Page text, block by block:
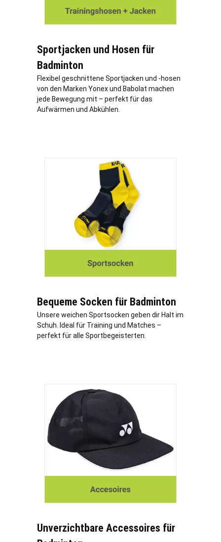
Sportjacken und Hosen für
Badminton
Flexibel geschnittene Sportjacken und -hosen
von den Marken Yonex und Babolat machen
jede Bewegung mit – perfekt für das
Aufwärmen und Abkühlen.
Bequeme Socken für Badminton
Unsere weichen Sportsocken geben dir Halt im
Schuh. Ideal für Training und Matches –
perfekt für alle Sportbegeisterten.
Unverzichtbare Accessoires für